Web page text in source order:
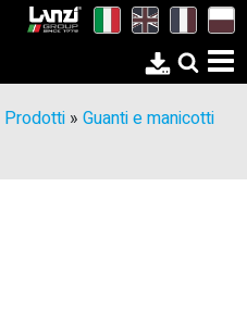
Prodotti » Guanti e manicotti